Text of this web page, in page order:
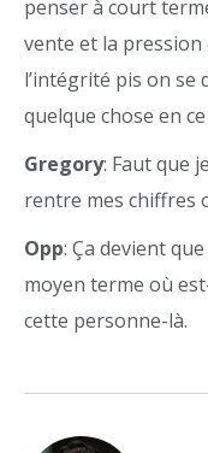
penser à court
vente et la pression
l’intégrité pis on se
quelque chose en
Gregory: Faut que
rentre mes chiffres
Opp: Ça devient
moyen terme où
cette personne-là.